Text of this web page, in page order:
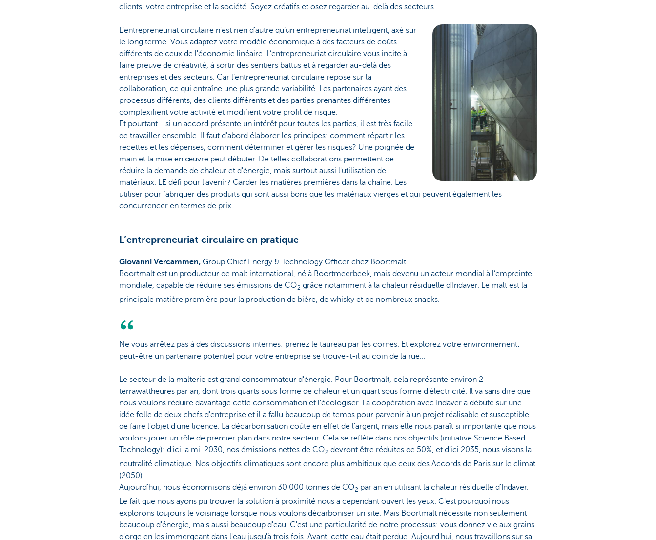
clients, votre entreprise et la société. Soyez créatifs et osez regarder au-delà des secteurs.
L'entrepreneuriat circulaire n'est rien d'autre qu’un entrepreneuriat intelligent, axé sur
le long terme. Vous adaptez votre modèle économique à des facteurs de coûts
différents de ceux de l'économie linéaire. L’entrepreneuriat circulaire vous incite à
faire preuve de créativité, à sortir des sentiers battus et à regarder au-delà des
entreprises et des secteurs. Car l’entrepreneuriat circulaire repose sur la
collaboration, ce qui entraîne une plus grande variabilité. Les partenaires ayant des
processus différents, des clients différents et des parties prenantes différentes
complexifient votre activité et modifient votre profil de risque.
Et pourtant... si un accord présente un intérêt pour toutes les parties, il est très facile
de travailler ensemble. Il faut d'abord élaborer les principes: comment répartir les
recettes et les dépenses, comment déterminer et gérer les risques? Une poignée de
main et la mise en œuvre peut débuter. De telles collaborations permettent de
réduire la demande de chaleur et d'énergie, mais surtout aussi l'utilisation de
matériaux. LE défi pour l'avenir? Garder les matières premières dans la chaîne. Les
utiliser pour fabriquer des produits qui sont aussi bons que les matériaux vierges et qui peuvent également les
concurrencer en termes de prix.
L’entrepreneuriat circulaire en pratique
Giovanni Vercammen, Group Chief Energy & Technology Officer chez Boortmalt
Boortmalt est un producteur de malt international, né à Boortmeerbeek, mais devenu un acteur mondial à l’empreinte
mondiale, capable de réduire ses émissions de CO2 grâce notamment à la chaleur résiduelle d'Indaver. Le malt est la
principale matière première pour la production de bière, de whisky et de nombreux snacks.
Ne vous arrêtez pas à des discussions internes: prenez le taureau par les cornes. Et explorez votre environnement:
peut-être un partenaire potentiel pour votre entreprise se trouve-t-il au coin de la rue...
Le secteur de la malterie est grand consommateur d'énergie. Pour Boortmalt, cela représente environ 2
terrawattheures par an, dont trois quarts sous forme de chaleur et un quart sous forme d'électricité. Il va sans dire que
nous voulons réduire davantage cette consommation et l’écologiser. La coopération avec Indaver a débuté sur une
idée folle de deux chefs d'entreprise et il a fallu beaucoup de temps pour parvenir à un projet réalisable et susceptible
de faire l'objet d'une licence. La décarbonisation coûte en effet de l'argent, mais elle nous paraît si importante que nous
voulons jouer un rôle de premier plan dans notre secteur. Cela se reflète dans nos objectifs (initiative Science Based
Technology): d'ici la mi-2030, nos émissions nettes de CO2 devront être réduites de 50%, et d'ici 2035, nous visons la
neutralité climatique. Nos objectifs climatiques sont encore plus ambitieux que ceux des Accords de Paris sur le climat
(2050).
Aujourd'hui, nous économisons déjà environ 30 000 tonnes de CO2 par an en utilisant la chaleur résiduelle d'Indaver.
Le fait que nous ayons pu trouver la solution à proximité nous a cependant ouvert les yeux. C'est pourquoi nous
explorons toujours le voisinage lorsque nous voulons décarboniser un site. Mais Boortmalt nécessite non seulement
beaucoup d'énergie, mais aussi beaucoup d'eau. C'est une particularité de notre processus: vous donnez vie aux grains
d'orge en les immergeant dans l'eau jusqu'à trois fois. Avant, cette eau était perdue. Aujourd'hui, nous travaillons sur sa